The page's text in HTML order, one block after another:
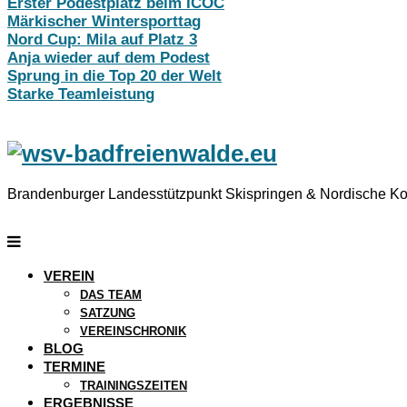
Märkischer Wintersporttag
Nord Cup: Mila auf Platz 3
Anja wieder auf dem Podest
Sprung in die Top 20 der Welt
Starke Teamleistung
Brandenburger Landesstützpunkt Skispringen & Nordische
VEREIN
DAS TEAM
SATZUNG
VEREINSCHRONIK
BLOG
TERMINE
TRAININGSZEITEN
ERGEBNISSE